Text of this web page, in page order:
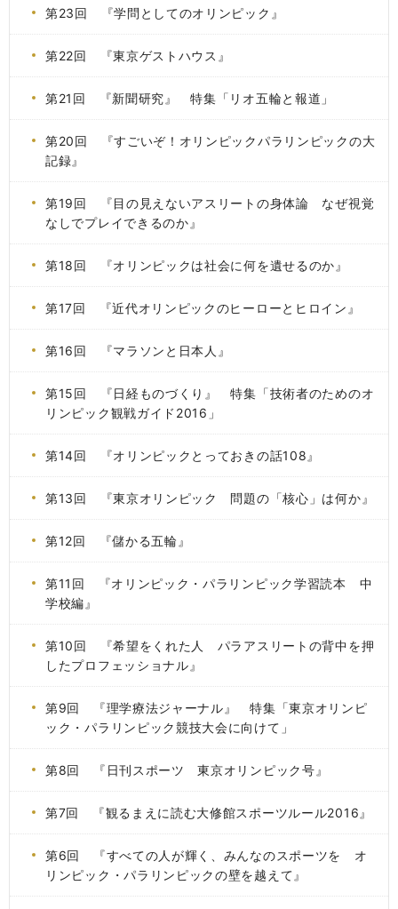
第23回 『学問としてのオリンピック』
第22回 『東京ゲストハウス』
第21回 『新聞研究』 特集「リオ五輪と報道」
第20回 『すごいぞ！オリンピックパラリンピックの大
記録』
第19回 『目の見えないアスリートの身体論 なぜ視覚
なしでプレイできるのか』
第18回 『オリンピックは社会に何を遺せるのか』
第17回 『近代オリンピックのヒーローとヒロイン』
第16回 『マラソンと日本人』
第15回 『日経ものづくり』 特集「技術者のためのオ
リンピック観戦ガイド2016」
第14回 『オリンピックとっておきの話108』
第13回 『東京オリンピック 問題の「核心」は何か』
第12回 『儲かる五輪』
第11回 『オリンピック・パラリンピック学習読本 中
学校編』
第10回 『希望をくれた人 パラアスリートの背中を押
したプロフェッショナル』
第9回 『理学療法ジャーナル』 特集「東京オリンピ
ック・パラリンピック競技大会に向けて」
第8回 『日刊スポーツ 東京オリンピック号』
第7回 『観るまえに読む大修館スポーツルール2016』
第6回 『すべての人が輝く、みんなのスポーツを オ
リンピック・パラリンピックの壁を越えて』